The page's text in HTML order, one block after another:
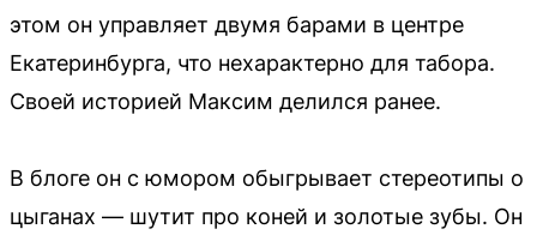
этом он управляет двумя барами в центре
Екатеринбурга, что нехарактерно для табора.
Своей историей Максим делился ранее.
В блоге он с юмором обыгрывает стереотипы о
цыганах — шутит про коней и золотые зубы. Он